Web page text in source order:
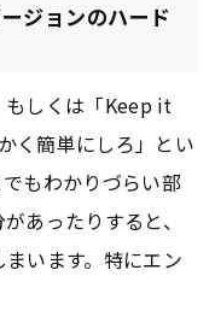
ジョンのハード
しくは「Keep it
く簡単にしろ」とい
もわかりづらい部
あったりすると、
います。特にエン